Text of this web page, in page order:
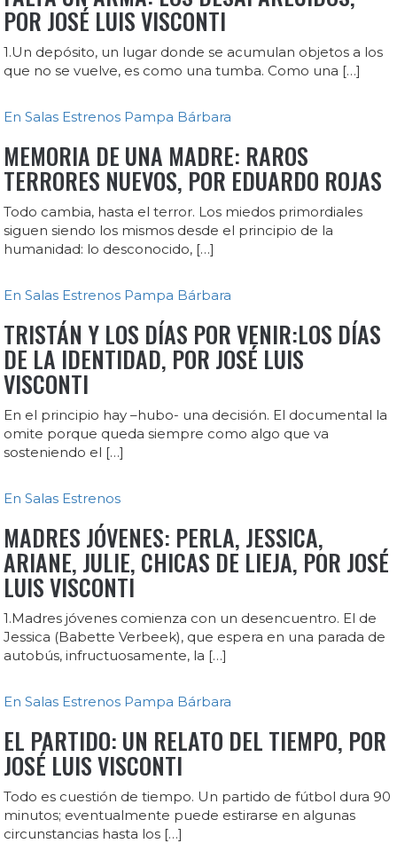
POR JOSÉ LUIS VISCONTI
1.Un depósito, un lugar donde se acumulan objetos a los
que no se vuelve, es como una tumba. Como una […]
En Salas Estrenos Pampa Bárbara
MEMORIA DE UNA MADRE: RAROS
TERRORES NUEVOS, POR EDUARDO ROJAS
Todo cambia, hasta el terror. Los miedos primordiales
siguen siendo los mismos desde el principio de la
humanidad: lo desconocido, […]
En Salas Estrenos Pampa Bárbara
TRISTÁN Y LOS DÍAS POR VENIR:LOS DÍAS
DE LA IDENTIDAD, POR JOSÉ LUIS
VISCONTI
En el principio hay –hubo- una decisión. El documental la
omite porque queda siempre como algo que va
sosteniendo el […]
En Salas Estrenos
MADRES JÓVENES: PERLA, JESSICA,
ARIANE, JULIE, CHICAS DE LIEJA, POR JOSÉ
LUIS VISCONTI
1.Madres jóvenes comienza con un desencuentro. El de
Jessica (Babette Verbeek), que espera en una parada de
autobús, infructuosamente, la […]
En Salas Estrenos Pampa Bárbara
EL PARTIDO: UN RELATO DEL TIEMPO, POR
JOSÉ LUIS VISCONTI
Todo es cuestión de tiempo. Un partido de fútbol dura 90
minutos; eventualmente puede estirarse en algunas
circunstancias hasta los […]